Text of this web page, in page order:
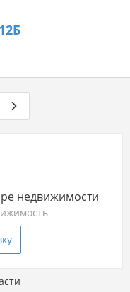
недвижимости